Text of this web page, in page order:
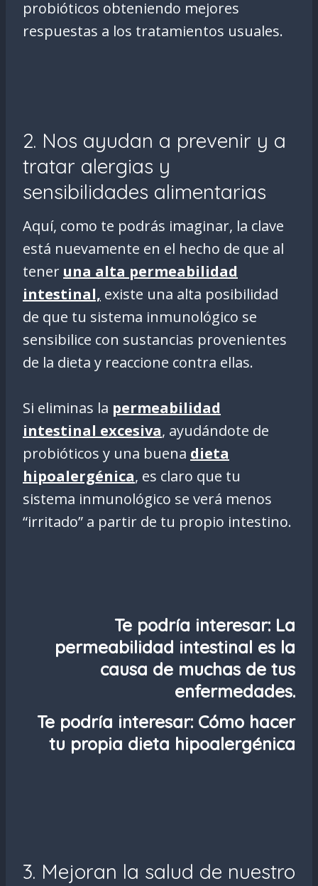
probióticos obteniendo mejores
respuestas a los tratamientos usuales.
2. Nos ayudan a prevenir y a
tratar alergias y
sensibilidades alimentarias
Aquí, como te podrás imaginar, la clave
está nuevamente en el hecho de que al
tener una alta permeabilidad
intestinal, existe una alta posibilidad
de que tu sistema inmunológico se
sensibilice con sustancias provenientes
de la dieta y reaccione contra ellas.
Si eliminas la permeabilidad
intestinal excesiva, ayudándote de
probióticos y una buena dieta
hipoalergénica, es claro que tu
sistema inmunológico se verá menos
“irritado” a partir de tu propio intestino.
Te podría interesar: La
permeabilidad intestinal es la
causa de muchas de tus
enfermedades.
Te podría interesar: Cómo hacer
tu propia dieta hipoalergénica
3. Mejoran la salud de nuestro